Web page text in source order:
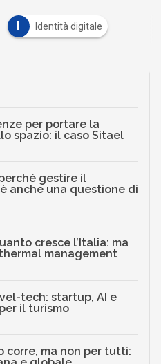
I Identità digitale
per portare la
spazio: il caso Sitael
gestire il
anche una questione di
cresce l’Italia: ma
management
tech: startup, AI e
il turismo
corre, ma non per tutti: